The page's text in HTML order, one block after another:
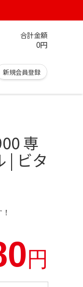
合計金額
0円
新規会員登録
専
| ビタ
円